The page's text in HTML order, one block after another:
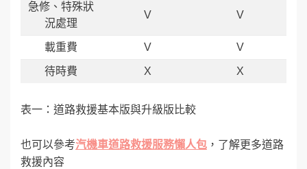
急修、特殊狀
況處理
V V
載重費 V V
待時費 X X
表一：道路救援基本版與升級版比較
也可以參考汽機車道路救援服務懶人包 ，了解更多道路
救援內容